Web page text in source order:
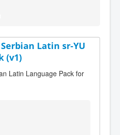
Latin sr-YU
(v1)
Latin Language Pack for